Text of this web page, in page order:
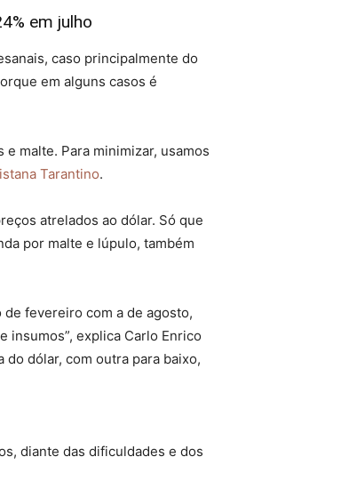
em julho
caso principalmente do
em alguns casos é
malte. Para minimizar, usamos
Tarantino.
atrelados ao dólar. Só que
por malte e lúpulo, também
fevereiro com a de agosto,
insumos”, explica Carlo Enrico
do dólar, com outra para baixo,
diante das dificuldades e dos